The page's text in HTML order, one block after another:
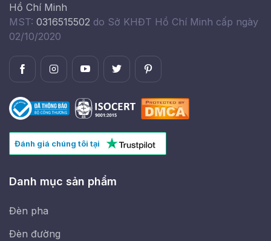
Hồ Chí Minh
MST: 0316515502 do Sở KHĐT Hồ Chí Minh cấp ngày
02/10/2020
Đánh giá chúng tôi tại
Danh mục sản phẩm
Đèn pha
Đèn đường